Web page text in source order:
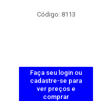
Código: 8113
Faça seu login ou
cadastre-se para
ver preços e
comprar